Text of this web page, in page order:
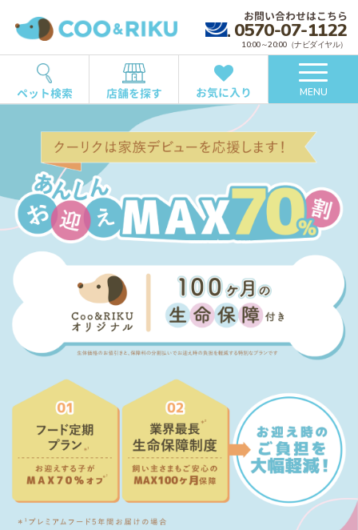
お問い合わせはこちら
0570-07-1122
10:00～20:00（ナビダイヤル）
ペット検索 店舗を探す お気に入り MENU